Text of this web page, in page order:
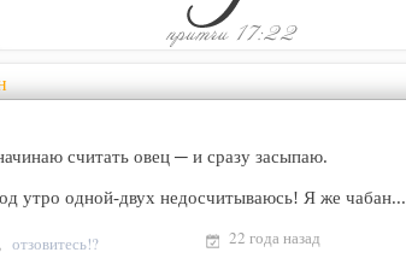
считать овец ─ и сразу засыпаю.
утро одной-двух недосчитываюсь! Я же чабан...
отзовитесь!? 22 года назад